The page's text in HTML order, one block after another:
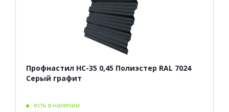
Профнастил НС-35 0,45 Полиэстер RAL 7024
Серый графит
есть в наличии